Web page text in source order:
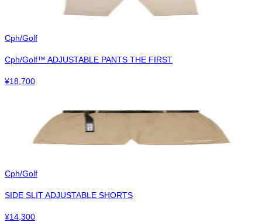
Cph/Golf
Cph/Golf™︎ ADJUSTABLE PANTS THE FIRST
¥18,700
Cph/Golf
SIDE SLIT ADJUSTABLE SHORTS
¥14,300